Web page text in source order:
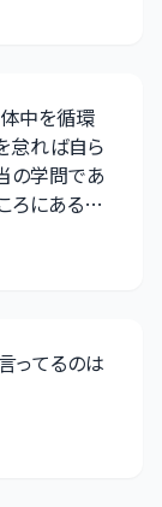
中を循環
怠れば自ら
の学問であ
ろにあるわ
ってるのは